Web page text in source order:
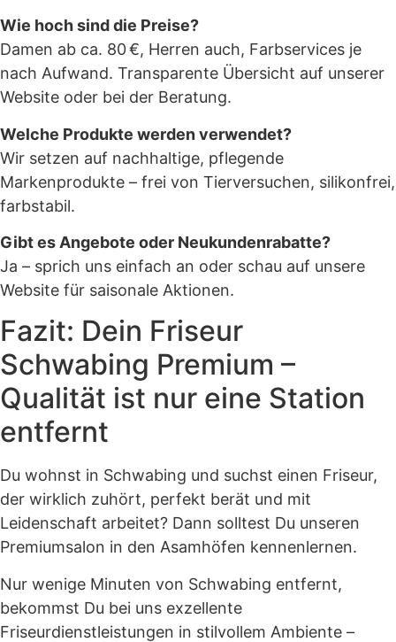
Wie hoch sind die Preise?
Damen ab ca. 80 €, Herren auch, Farbservices je
nach Aufwand. Transparente Übersicht auf unserer
Website oder bei der Beratung.
Welche Produkte werden verwendet?
Wir setzen auf nachhaltige, pflegende
Markenprodukte – frei von Tierversuchen, silikonfrei,
farbstabil.
Gibt es Angebote oder Neukundenrabatte?
Ja – sprich uns einfach an oder schau auf unsere
Website für saisonale Aktionen.
Fazit: Dein Friseur
Schwabing Premium –
Qualität ist nur eine Station
entfernt
Du wohnst in Schwabing und suchst einen Friseur,
der wirklich zuhört, perfekt berät und mit
Leidenschaft arbeitet? Dann solltest Du unseren
Premiumsalon in den Asamhöfen kennenlernen.
Nur wenige Minuten von Schwabing entfernt,
bekommst Du bei uns exzellente
Friseurdienstleistungen in stilvollem Ambiente –